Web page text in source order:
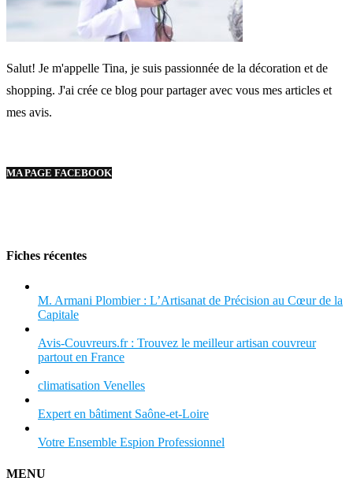
Salut! Je m'appelle Tina, je suis passionnée de la décoration et de
shopping. J'ai crée ce blog pour partager avec vous mes articles et
mes avis.
MA PAGE FACEBOOK
Fiches récentes
M. Armani Plombier : L’Artisanat de Précision au Cœur de la
Capitale
Avis-Couvreurs.fr : Trouvez le meilleur artisan couvreur
partout en France
climatisation Venelles
Expert en bâtiment Saône-et-Loire
Votre Ensemble Espion Professionnel
MENU